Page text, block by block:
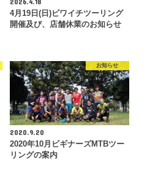
4月19日(日)ビワイチツーリング
開催及び、店舗休業のお知らせ
お知らせ
2020.9.20
2020年10月ビギナーズMTBツー
リングの案内